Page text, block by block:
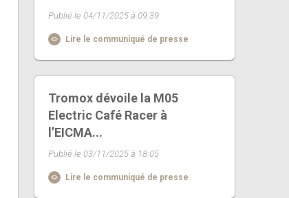
Publié le 04/11/2025 à 09:39
Lire le communiqué de presse
Tromox dévoile la M05
Electric Café Racer à
l’EICMA...
Publié le 03/11/2025 à 18:05
Lire le communiqué de presse